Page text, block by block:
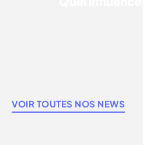
VOIR TOUTES NOS NEWS